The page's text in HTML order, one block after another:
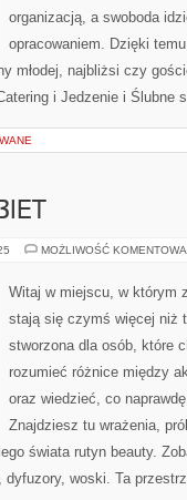
organizacją, a swoboda
opracowaniem. Dzięki
młodej, najbliżsi czy
i Jedzenie i
MOŻLIWOŚĆ
Witaj w miejscu, w którym
stają się czymś więcej niż
stworzona dla osób, które
rozumieć różnice między
oraz wiedzieć, co
Znajdziesz tu wrażenia,
świata rutyn beauty.
dyfuzory, woski. Ta